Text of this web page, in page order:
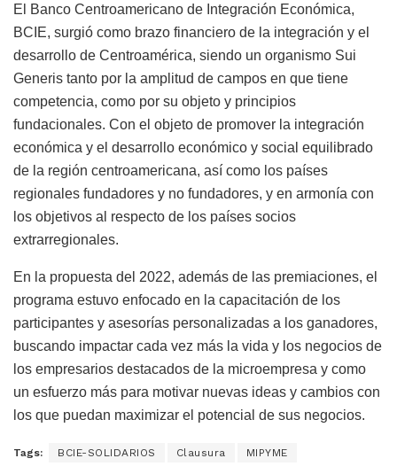
El Banco Centroamericano de Integración Económica,
BCIE, surgió como brazo financiero de la integración y el
desarrollo de Centroamérica, siendo un organismo Sui
Generis tanto por la amplitud de campos en que tiene
competencia, como por su objeto y principios
fundacionales. Con el objeto de promover la integración
económica y el desarrollo económico y social equilibrado
de la región centroamericana, así como los países
regionales fundadores y no fundadores, y en armonía con
los objetivos al respecto de los países socios
extrarregionales.
En la propuesta del 2022, además de las premiaciones, el
programa estuvo enfocado en la capacitación de los
participantes y asesorías personalizadas a los ganadores,
buscando impactar cada vez más la vida y los negocios de
los empresarios destacados de la microempresa y como
un esfuerzo más para motivar nuevas ideas y cambios con
los que puedan maximizar el potencial de sus negocios.
Tags: BCIE-SOLIDARIOS Clausura MIPYME